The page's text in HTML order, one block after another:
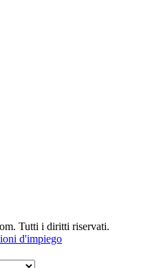
Tutti i diritti riservati.
d'impiego